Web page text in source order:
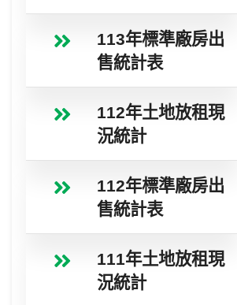
113年標準廠房出
售統計表
112年土地放租現
況統計
112年標準廠房出
售統計表
111年土地放租現
況統計